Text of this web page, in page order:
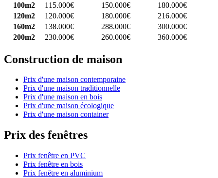
100m2
115.000€ 150.000€
180.000€
120m2
120.000€ 180.000€
216.000€
160m2
138.000€ 288.000€
300.000€
200m2
230.000€ 260.000€ 360.000€
Construction de maison
Prix d'une maison contemporaine
Prix d'une maison traditionnelle
Prix d'une maison en bois
Prix d'une maison écologique
Prix d'une maison container
Prix des fenêtres
Prix fenêtre en PVC
Prix fenêtre en bois
Prix fenêtre en aluminium